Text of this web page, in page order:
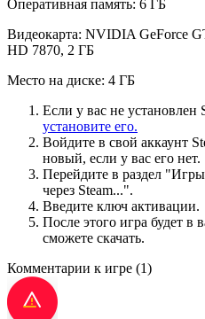
Оперативная память: 6 ГБ
Видеокарта: NVIDIA GeForce
HD 7870, 2 ГБ
Место на диске: 4 ГБ
Если у вас не установлен
установите его.
Войдите в свой аккаунт
новый, если у вас его нет.
Перейдите в раздел
через Steam...".
Введите ключ активации.
После этого игра будет в
сможете скачать.
Комментарии к игре (1)